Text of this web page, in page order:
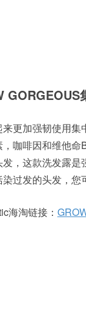
GORGEOUS
更加强韧使用集
咖啡因和维他
，这款洗发露
过发的头发，您
海淘链接：